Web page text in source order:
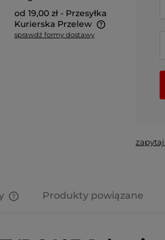
od 19,00 zł - Przesyłka
Kurierska Przelew
sprawdź formy dostawy
Produkty powiązane